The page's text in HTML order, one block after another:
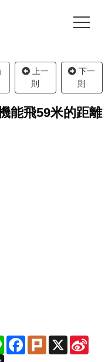
上一
則
下一
則
能飛59米的距離
Line Facebook
Plurk X